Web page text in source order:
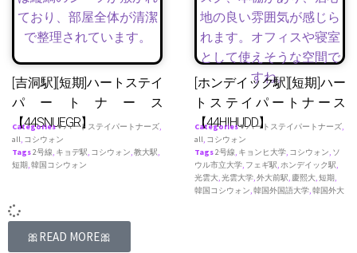
[吉洞駅][短期]ハートステイ
パートナース
【44SNUEGR】
Categories♥ ハートステイパートナーズ,
all, コシウォン
Tags2号線, キョデ駅, コシウォン,教大駅,
短期,韓国コシウォン
[ホンデイック駅][短期]ハー
トステイパートナース
【44HIHUDD】
Categories♥ ハートステイパートナーズ,
all, コシウォン
Tags2号線, キョンヒ大学, コシウォン, ソ
ウル市立大学, フェギ駅,ホンデイック駅,
光雲大,光雲大学,外大前駅, 慶熙大,短期,
韓国コシウォン,韓国外国語大学,韓国外大
🎀READ MORE🎀